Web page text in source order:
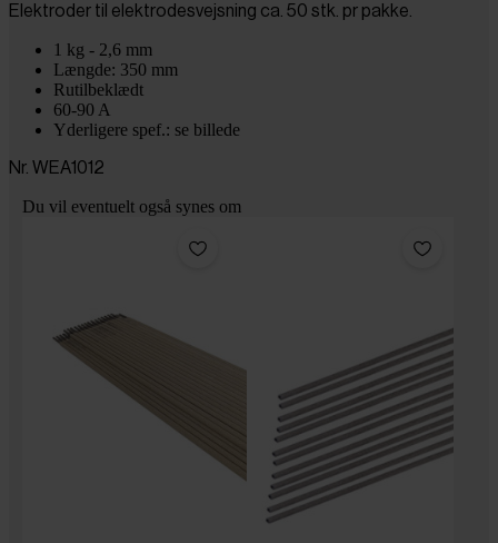
Elektroder til elektrodesvejsning ca. 50 stk. pr pakke.
1 kg - 2,6 mm
Længde: 350 mm
Rutilbeklædt
60-90 A
Yderligere spef.: se billede
Nr. WEA1012
Du vil eventuelt også synes om